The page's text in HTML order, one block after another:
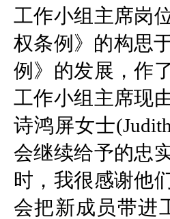
工作小组主席岗
权条例》的构思
例》的发展，作
工作小组主席现
诗鸿屏女士
会继续给予的忠
时，我很感谢他
会把新成员带进